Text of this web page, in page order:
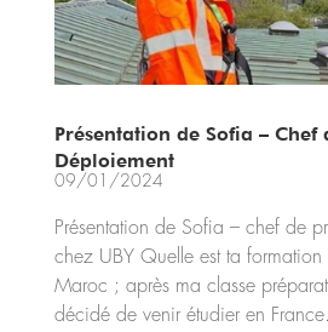
Présentation de Sofia – Chef
Déploiement
09/01/2024
Présentation de Sofia – chef de
chez UBY Quelle est ta formation
Maroc ; après ma classe
décidé de venir étudier en